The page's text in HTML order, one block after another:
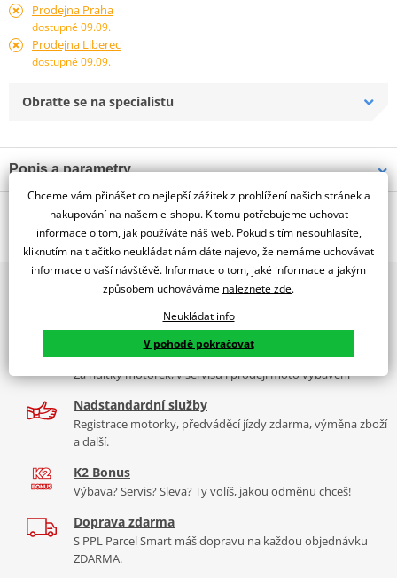
Prodejna Praha
dostupné 09.09.
Prodejna Liberec
dostupné 09.09.
Obraťte se na specialistu
Popis a parametry
Jsme autorizovaný
dealer značky PUIG
TOURING SCREEN MULTIESTRADA 1200 10-12'C/SMOKE
Tabulka velikostí
Co když mi to nebude
O výrobci
PUIG byl založen v roce 1964 ve Španělsku. Vyrábí se ve městě
Granollers poblíž Barcelony na ploše 8 000 m² v objektu, který se
dělí na 3 části: komerční, odlitkovou a kovových součástek. Již 40
let se účastní nejslavnějších závodů motocyklů po celém světě. V
naší nabídce naleznete doplňky a příslušenství například: plexi,
padací protektory a mnoho dalšího.
Zobrazit všechny produktyznačky PUIG
2x multibrand showroom
díly, to vše v Praze a Liberci
Více než 30 let zkušeností
Za řídítky motorek, v servisu i prodeji moto vybavení
Nadstandardní služby
Registrace motorky, předváděcí jízdy zdarma, výměna zboží
a další.
K2 Bonus
Výbava? Servis? Sleva? Ty volíš, jakou odměnu chceš!
Doprava zdarma
S PPL Parcel Smart máš dopravu na každou objednávku
ZDARMA.
Chceme vám přinášet co nejlepší zážitek z prohlížení našich stránek a
nakupování na našem e-shopu. K tomu potřebujeme uchovat
informace o tom, jak používáte náš web. Pokud s tím nesouhlasíte,
kliknutím na tlačítko neukládat nám dáte najevo, že nemáme uchovávat
informace o vaší návštěvě. Informace o tom, jaké informace a jakým
způsobem uchováváme naleznete zde.
Neukládat info
V pohodě pokračovat